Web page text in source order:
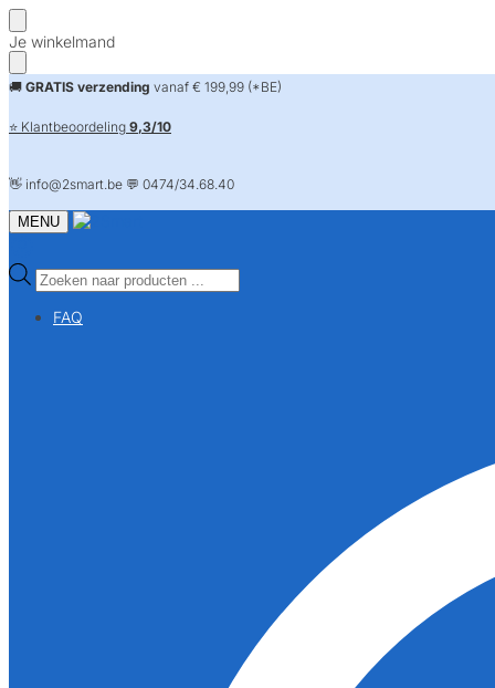
Skip
to
navigation
Skip
to
content
Je winkelmand
🚚 GRATIS verzending vanaf € 199,99 (*BE)
⭐ Klantbeoordeling 9,3/10
👋 info@2smart.be 💬 0474/34.68.40
MENU
Producten
zoeken
FAQ